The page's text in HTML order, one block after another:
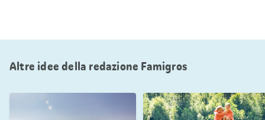
Altre idee della redazione Famigros